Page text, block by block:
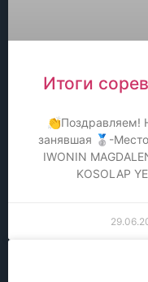
Итоги
👏Поздравляем!
занявшая 🥈-
IWONIN
KOSOLAP